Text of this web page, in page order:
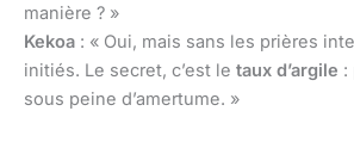
manière ? »
Kekoa : « Oui, mais sans les prières
initiés. Le secret, c’est le taux d’argile :
sous peine d’amertume. »